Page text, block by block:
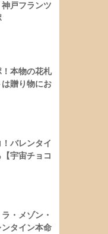
神戸フランツ
！本物の花札
贈り物にお
バレンタイ
宇宙チョコ
・メゾン・
タイン本命